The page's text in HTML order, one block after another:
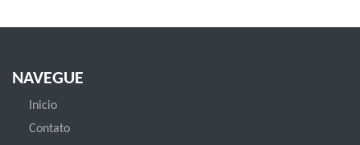
NAVEGUE
Inicio
Contato